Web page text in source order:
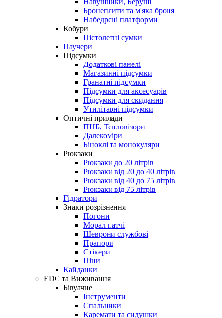
Бронеплити та м'яка броня
Набедрені платформи
Кобури
Пістолетні сумки
Паучери
Підсумки
Додаткові панелі
Магазинні підсумки
Гранатні підсумки
Підсумки для аксесуарів
Підсумки для скидання
Утилітарні підсумки
Оптичні прилади
ПНБ, Тепловізори
Далекоміри
Біноклі та монокуляри
Рюкзаки
Рюкзаки до 20 літрів
Рюкзаки від 20 до 40 літрів
Рюкзаки від 40 до 75 літрів
Рюкзаки від 75 літрів
Гідратори
Знаки розрізнення
Погони
Морал патчі
Шеврони службові
Прапори
Стікери
Піни
Кайданки
EDC та Виживання
Бівуачне
Інструменти
Спальники
Каремати та сидушки